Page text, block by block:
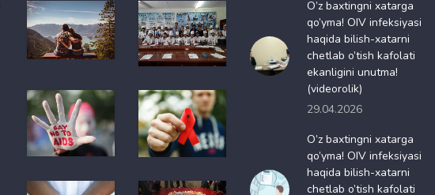
O’z baxtingni xatarga
qo’yma! OIV infeksiyasi
haqida bilish-xatarni
chetlab o’tish kafolati
ekanligini unutma!
(videorolik)
29.04.2026
O’z baxtingni xatarga
qo’yma! OIV infeksiyasi
haqida bilish-xatarni
chetlab o’tish kafolati